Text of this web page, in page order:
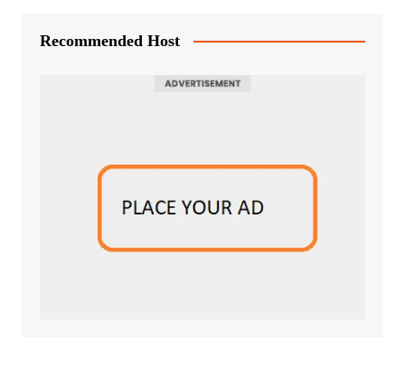
Recommended Host